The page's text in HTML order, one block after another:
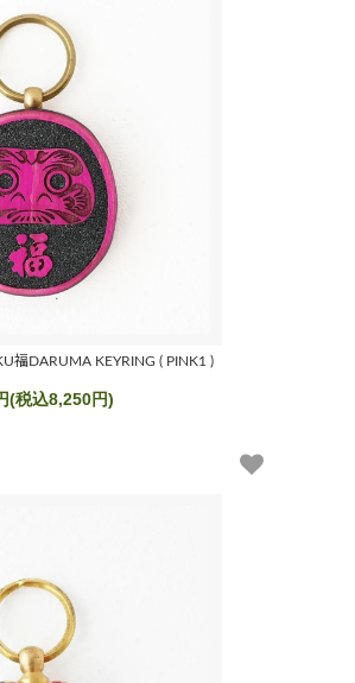
福DARUMA KEYRING ( PINK1 )
(税込8,250円)